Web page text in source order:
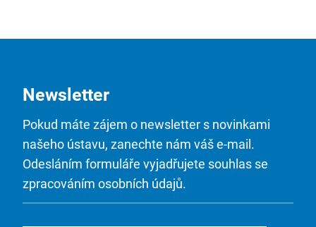
Newsletter
Pokud máte zájem o newsletter s novinkami
našeho ústavu, zanechte nám váš e-mail.
Odesláním formuláře vyjadřujete souhlas se
zpracováním osobních údajů.